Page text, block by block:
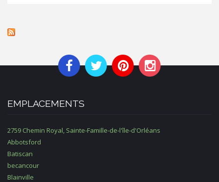
EMPLACEMENTS
2759 Chemin Royal, Sainte-Famille-de-l'île-d'Orléans
Abbotsford
Batiscan
becancour
Blainville